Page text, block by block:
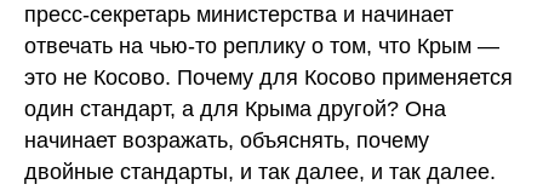
пресс-секретарь министерства и начинает
отвечать на чью-то реплику о том, что Крым —
это не Косово. Почему для Косово применяется
один стандарт, а для Крыма другой? Она
начинает возражать, объяснять, почему
двойные стандарты, и так далее, и так далее.